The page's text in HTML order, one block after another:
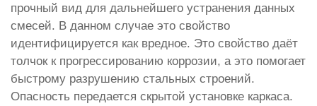
прочный вид для дальнейшего устранения данных
смесей. В данном случае это свойство
идентифицируется как вредное. Это свойство даёт
толчок к прогрессированию коррозии, а это помогает
быстрому разрушению стальных строений.
Опасность передается скрытой установке каркаса.